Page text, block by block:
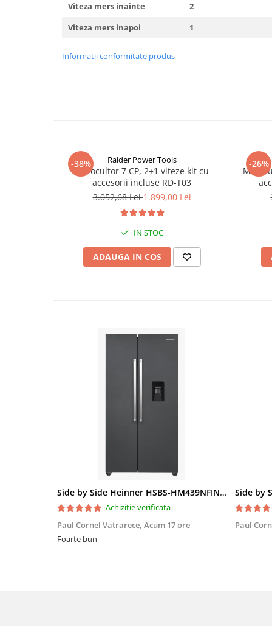
Viteza mers inainte
2
Viteza mers inapoi
1
Informatii conformitate produs
-38% Raider Power Tools
Motocultor 7 CP, 2+1 viteze kit cu
accesorii incluse RD-T03
3.052,68 Lei1.899,00 Lei
IN STOC
ADAUGA IN COS
-26%
Side by Side Heinner HSBS-HM439NFINVDGWDE++, Total No Frost, Compresor Inverter, Dozator Apa, Display Touch LED, 439 L, Clasa E, Gri Antracit Texturat
Achizitie verificata
Paul Cornel Vatrarece, Acum 17 ore
Foarte bun
Paul